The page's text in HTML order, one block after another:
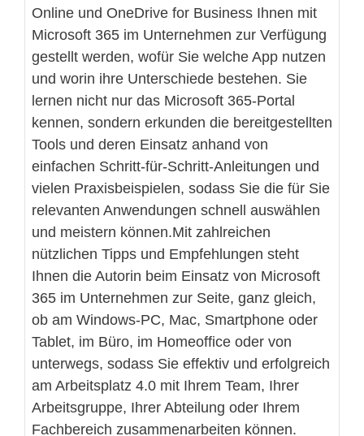
Online und OneDrive for Business Ihnen mit
Microsoft 365 im Unternehmen zur Verfügung
gestellt werden, wofür Sie welche App nutzen
und worin ihre Unterschiede bestehen. Sie
lernen nicht nur das Microsoft 365-Portal
kennen, sondern erkunden die bereitgestellten
Tools und deren Einsatz anhand von
einfachen Schritt-für-Schritt-Anleitungen und
vielen Praxisbeispielen, sodass Sie die für Sie
relevanten Anwendungen schnell auswählen
und meistern können.Mit zahlreichen
nützlichen Tipps und Empfehlungen steht
Ihnen die Autorin beim Einsatz von Microsoft
365 im Unternehmen zur Seite, ganz gleich,
ob am Windows-PC, Mac, Smartphone oder
Tablet, im Büro, im Homeoffice oder von
unterwegs, sodass Sie effektiv und erfolgreich
am Arbeitsplatz 4.0 mit Ihrem Team, Ihrer
Arbeitsgruppe, Ihrer Abteilung oder Ihrem
Fachbereich zusammenarbeiten können.